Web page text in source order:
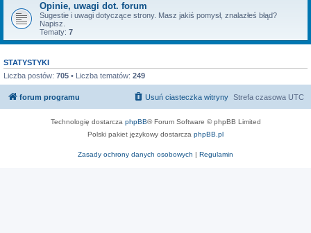
Opinie, uwagi dot. forum
Sugestie i uwagi dotyczące strony. Masz jakiś pomysł, znalazłeś błąd?
Napisz.
Tematy: 7
STATYSTYKI
Liczba postów: 705 • Liczba tematów: 249
forum programu Strefa czasowa UTC
Usuń ciasteczka witryny
Technologię dostarcza phpBB® Forum Software © phpBB Limited
Polski pakiet językowy dostarcza phpBB.pl
Zasady ochrony danych osobowych | Regulamin